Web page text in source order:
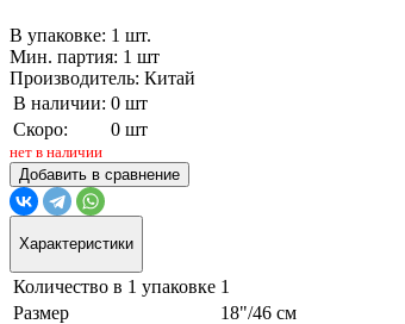
В упаковке: 1 шт.
Мин. партия: 1 шт
Производитель: Китай
В наличии: 0 шт
Скоро:
0 шт
нет в наличии
Добавить в сравнение
Характеристики
Количество в 1 упаковке 1
Размер
18"/46 см